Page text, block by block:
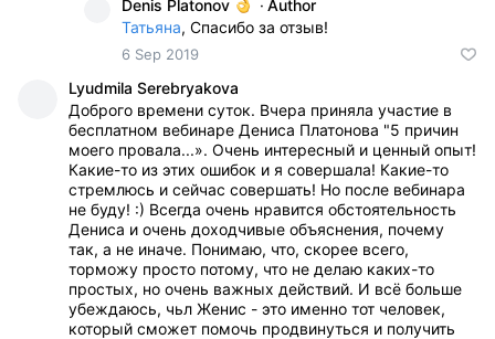
Denis Platonov · Author
Татьяна, Спасибо за отзыв!
6 Sep 2019
Lyudmila Serebryakova
Доброго времени суток. Вчера приняла участие в
бесплатном вебинаре Дениса Платонова "5 причин
моего провала...». Очень интересный и ценный опыт!
Какие-то из этих ошибок и я совершала! Какие-то
стремлюсь и сейчас совершать! Но после вебинара
не буду! :) Всегда очень нравится обстоятельность
Дениса и очень доходчивые объяснения, почему
так, а не иначе. Понимаю, что, скорее всего,
торможу просто потому, что не делаю каких-то
простых, но очень важных действий. И всё больше
убеждаюсь, чьл Женис - это именно тот человек,
который сможет помочь продвинуться и получить